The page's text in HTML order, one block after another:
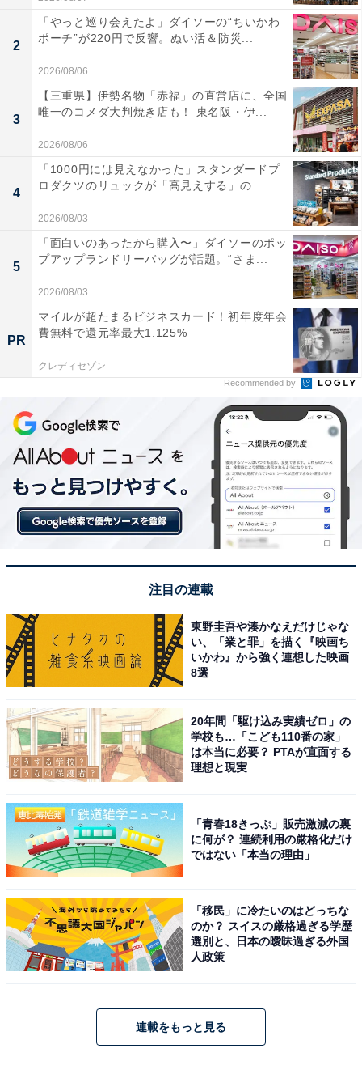
2
「やっと巡り会えたよ」ダイソーの“ちいかわ
ポーチ”が220円で反響。ぬい活＆防災...
2026/08/06
3
【三重県】伊勢名物「赤福」の直営店に、全国
唯一のコメダ大判焼き店も！ 東名阪・伊...
2026/08/06
4
「1000円には見えなかった」スタンダードプ
ロダクツのリュックが「高見えする」の...
2026/08/03
5
「面白いのあったから購入〜」ダイソーのポッ
プアップランドリーバッグが話題。“さま...
2026/08/03
PR
マイルが超たまるビジネスカード！初年度年会
費無料で還元率最大1.125%
クレディセゾン
Recommended by
注目の連載
東野圭吾や湊かなえだけじゃな
い、「業と罪」を描く『映画ち
いかわ』から強く連想した映画
8選
20年間「駆け込み実績ゼロ」の
学校も…「こども110番の家」
は本当に必要？ PTAが直面する
理想と現実
「青春18きっぷ」販売激減の裏
に何が？ 連続利用の厳格化だけ
ではない「本当の理由」
「移民」に冷たいのはどっちな
のか？ スイスの厳格過ぎる学歴
選別と、日本の曖昧過ぎる外国
人政策
連載をもっと見る